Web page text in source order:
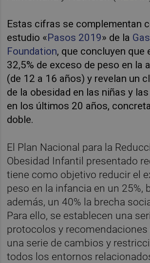
Estas cifras se complementan
estudio «Pasos 2019» de la
Foundation, que concluyen que
32,5% de exceso de peso en la
(de 12 a 16 años) y revelan un
de la obesidad en las niñas y
en los últimos 20 años,
doble.
El Plan Nacional para la
Obesidad Infantil presentado
tiene como objetivo reducir el
peso en la infancia en un 25%,
además, un 40% la brecha
Para ello, se establecen una
protocolos y
una serie de cambios y
todos los entornos